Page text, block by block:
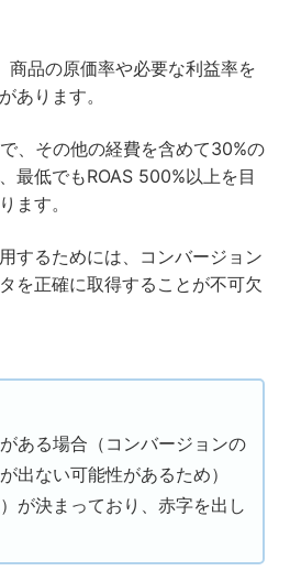
商品の原価率や必要な利益率を
あります。
、その他の経費を含めて30%の
最低でもROAS 500%以上を目
ます。
するためには、コンバージョン
を正確に取得することが不可欠
ある場合（コンバージョンの
出ない可能性があるため）
が決まっており、赤字を出し